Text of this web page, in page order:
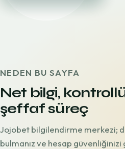
NEDEN BU SAYFA
Net bilgi,
şeffaf süreç
Jojobet bilgilendirme merkezi;
bulmanız ve hesap